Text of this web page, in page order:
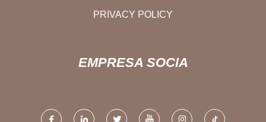
PRIVACY POLICY
EMPRESA SOCIA